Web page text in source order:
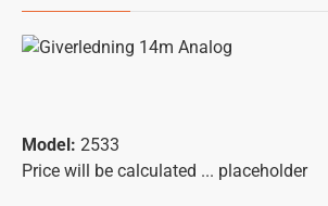
Model: 2533
Price will be calculated ... placeholder